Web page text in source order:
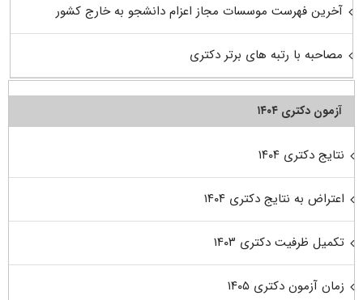
آخرین فهرست موسسات مجاز اعزام دانشجو به خارج کشور
مصاحبه با رتبه های برتر دکتری
آزمون دکتری ۱۴۰۴
نتایج دکتری ۱۴۰۴
اعتراض به نتایج دکتری ۱۴۰۴
تکمیل ظرفیت دکتری ۱۴۰۳
زمان آزمون دکتری ۱۴۰۵